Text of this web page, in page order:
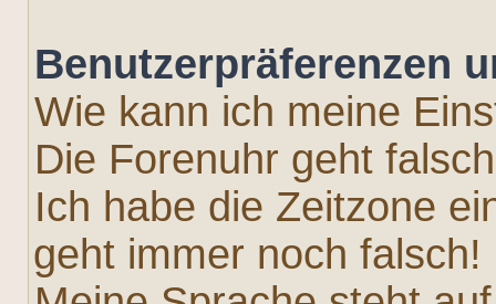
Benutzerpräferenzen
Wie kann ich meine
Die Forenuhr geht
Ich habe die Zeitzone
geht immer noch falsch!